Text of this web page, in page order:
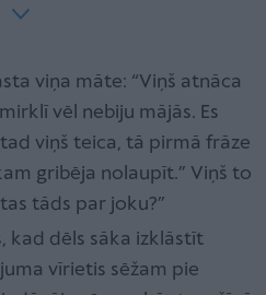
viņa māte: “Viņš atnāca
vēl nebiju mājās. Es
viņš teica, tā pirmā frāze
gribēja nolaupīt.” Viņš to
tāds par joku?”
kad dēls sāka izklāstīt
vīrietis sēžam pie